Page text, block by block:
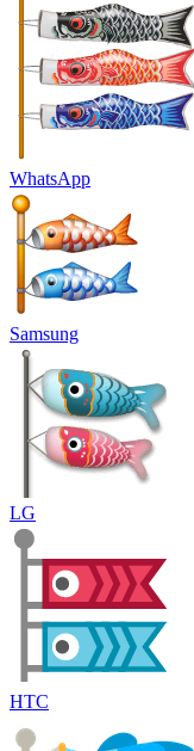
WhatsApp
Samsung
LG
HTC